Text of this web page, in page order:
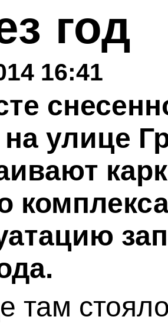
год
16:41
улице
там